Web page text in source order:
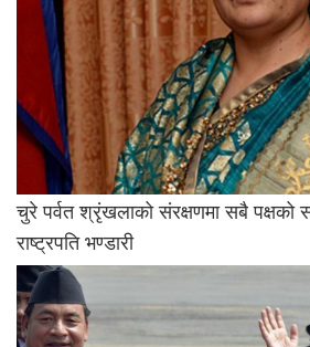
चुरे पर्वत श्रृंखलाको संरक्षणमा सबै
राष्ट्रपति भण्डारी